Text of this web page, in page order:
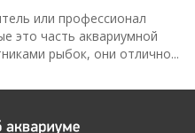
или профессионал
это часть аквариумной
рыбок, они отлично...